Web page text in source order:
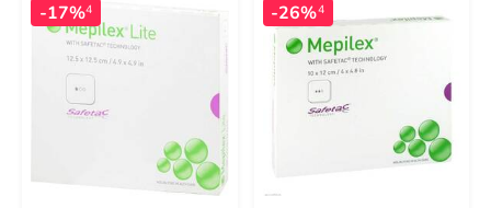
-17%4 -26%4